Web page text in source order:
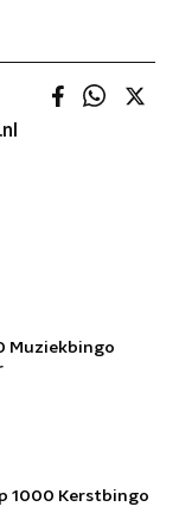
Muziekbingo
1000 Kerstbingo